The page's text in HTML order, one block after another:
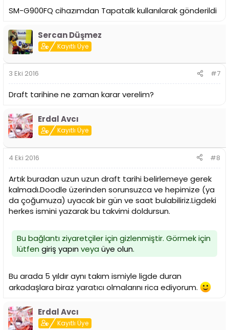
SM-G900FQ cihazımdan Tapatalk kullanılarak gönderildi
Sercan Düşmez
Kayıtlı Üye
3 Eki 2016 #7
Draft tarihine ne zaman karar verelim?
Erdal Avcı
Kayıtlı Üye
4 Eki 2016 #8
Artık buradan uzun uzun draft tarihi belirlemeye gerek
kalmadı.Doodle üzerinden sorunsuzca ve hepimize (ya
da çoğumuza) uyacak bir gün ve saat bulabiliriz.Ligdeki
herkes ismini yazarak bu takvimi doldursun.
Bu bağlantı ziyaretçiler için gizlenmiştir. Görmek için
lütfen giriş yapınveya üye olun.
Bu arada 5 yıldır aynı takım ismiyle ligde duran
arkadaşlara biraz yaratıcı olmalarını rica ediyorum.
Erdal Avcı
Kayıtlı Üye